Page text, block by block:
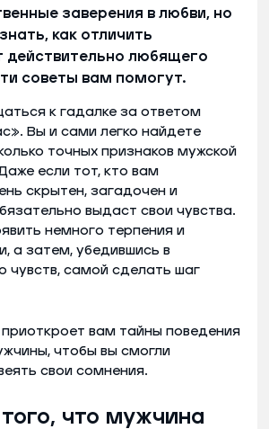
заверения в любви, но
как отличить
действительно любящего
советы вам помогут.
к гадалке за ответом
Вы и сами легко найдете
точных признаков мужской
если тот, кто вам
скрытен, загадочен и
выдаст свои чувства.
немного терпения и
а затем, убедившись в
чувств, самой сделать шаг
вам тайны поведения
чтобы вы смогли
свои сомнения.
что мужчина